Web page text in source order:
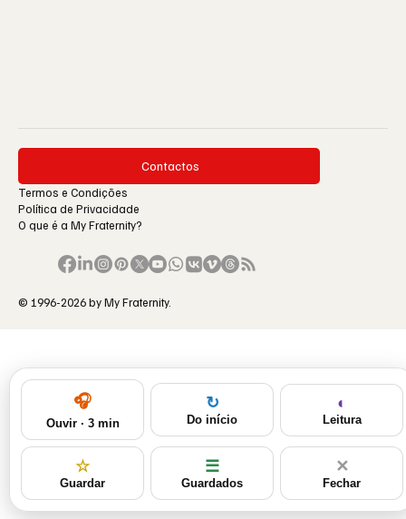
Contactos
Termos e Condições
Política de Privacidade
O que é a My Fraternity?
© 1996-2026 by My Fraternity.
🎧
Ouvir · 3 min
↻
Do início
◐
Leitura
☆
Guardar
☰
Guardados
✕
Fechar